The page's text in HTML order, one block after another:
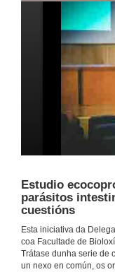
Estudio
parásitos
cuestións
Esta iniciativa da
coa Facultade de
Trátase dunha serie de
un nexo en común, os